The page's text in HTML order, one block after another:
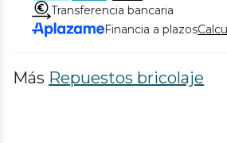
Transferencia bancaria
Financia a plazos
Más Repuestos bricolaje